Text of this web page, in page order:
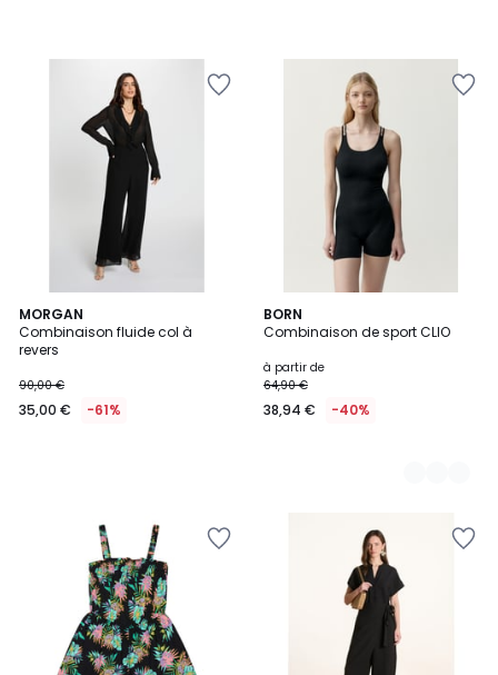
MORGAN
Combinaison fluide col à
revers
90,00 €
35,00 € -61%
BORN
Combinaison de sport CLIO
à partir de
64,90 €
38,94 € -40%
2
Couleurs